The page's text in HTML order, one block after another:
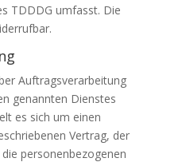
TDDDG umfasst. Die
Auftragsverarbeitung
genannten Dienstes
es sich um einen
Vertrag, der
personenbezogenen